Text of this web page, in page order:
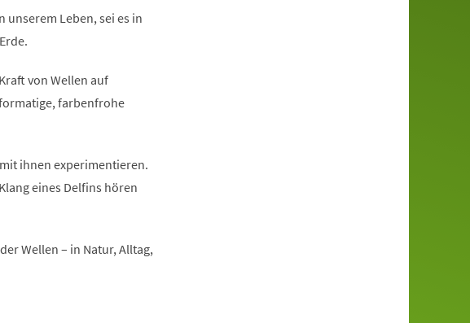
unserem Leben, sei es in
von Wellen auf
farbenfrohe
ihnen experimentieren.
eines Delfins hören
Wellen – in Natur, Alltag,